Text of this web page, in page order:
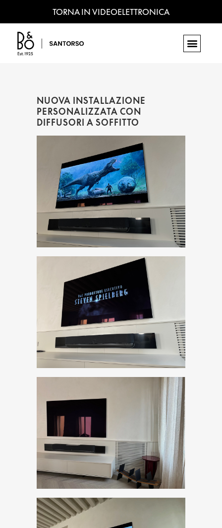
TORNA IN VIDEOELETTRONICA
NUOVA INSTALLAZIONE
PERSONALIZZATA CON
DIFFUSORI A SOFFITTO